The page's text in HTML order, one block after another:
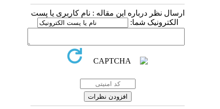
ارسال نظر درباره این مقاله : نام کاربری یا پست
الکترونیک شما: